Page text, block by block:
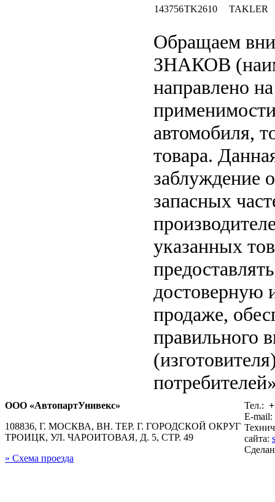
143756TK2610 TAKLER
Обращаем
ЗНАКОВ
направлено
автомобиля,
товара.
заблуждение
запасных
указанных
достоверную
продаже,
правильного
ООО «АвтопартУнивекс»
108836, Г. МОСКВА, ВН. ТЕР. Г. ГОРОДСКОЙ ОКРУГ
ТРОИЦК, УЛ. ЧАРОИТОВАЯ, Д. 5, СТР. 49
» Схема проезда
Тел.:
E-mail:
сайта: